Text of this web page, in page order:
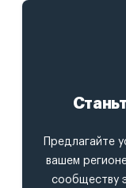
Предлагайте
вашем
сообществу